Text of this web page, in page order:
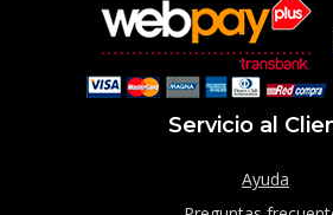
Servicio al
Ayuda